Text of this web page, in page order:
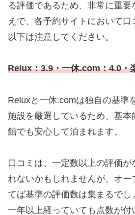
る評価であるため、非常に重
えで、各予約サイトにおいて
以下は注意してください。
Relux：3.9・一休.com：4.0・
Reluxと一休.comは独自の基準
施設を厳選しているため、基本
館でも安心して泊まれます。
口コミは、一定数以上の評価が
れないかもしれませんが、オー
てば基準の評価数は集まるでし
一年以上経っていても点数が付